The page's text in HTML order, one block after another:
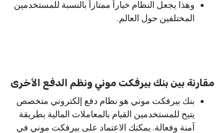
وهذا يجعل النظام خياراً ممتازاً بالنسبة للمستخدمين
المختلفين حول العالم.
مقارنة بين بنك بيرفكت موني ونظم الدفع الأخرى
بنك بيرفكت موني هو نظام دفع إلكتروني متخصص
يتيح للمستخدمين القيام بالمعاملات المالية بطريقة
آمنة وفعالة. يمكنك الاعتماد على بيرفكت موني في